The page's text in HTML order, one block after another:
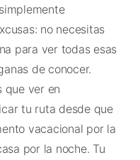
no necesitas
para ver todas esas
de conocer.
que ver en
tu ruta desde que
vacacional por la
por la noche. Tu